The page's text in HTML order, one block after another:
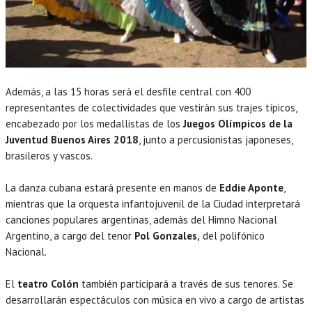
Además, a las 15 horas será el desfile central con 400
representantes de colectividades que vestirán sus trajes típicos,
encabezado por los medallistas de losJuegos Olímpicos de la
Juventud Buenos Aires 2018, junto a percusionistas japoneses,
brasileros y vascos.
La danza cubana estará presente en manos de Eddie Aponte,
mientras que la orquesta infantojuvenil de la Ciudad interpretará
canciones populares argentinas, además del Himno Nacional
Argentino, a cargo del tenor Pol Gonzales, del polifónico
Nacional.
El teatro Colón también participará a través de sus tenores. Se
desarrollarán espectáculos con música en vivo a cargo de artistas